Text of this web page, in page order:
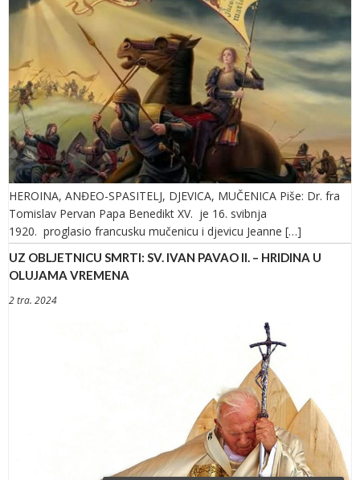
HEROINA, ANĐEO-SPASITELJ, DJEVICA, MUČENICA Piše: Dr. fra
Tomislav Pervan Papa Benedikt XV. je 16. svibnja
1920. proglasio francusku mučenicu i djevicu Jeanne […]
UZ OBLJETNICU SMRTI: SV. IVAN PAVAO II. – HRIDINA U
OLUJAMA VREMENA
2 tra. 2024